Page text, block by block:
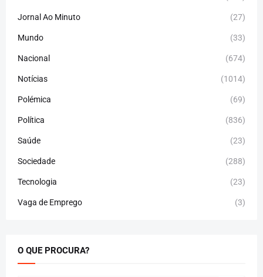
Jornal Ao Minuto (27)
Mundo (33)
Nacional (674)
Notícias (1014)
Polémica (69)
Política (836)
Saúde (23)
Sociedade (288)
Tecnologia (23)
Vaga de Emprego (3)
O QUE PROCURA?